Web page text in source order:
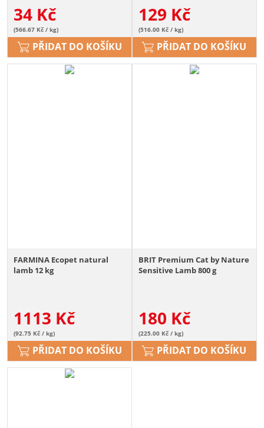
34 Kč
(566.67 Kč / kg)
PŘIDAT DO KOŠÍKU
129 Kč
(516.00 Kč / kg)
PŘIDAT DO KOŠÍKU
FARMINA Ecopet natural
lamb 12 kg
1113 Kč
(92.75 Kč / kg)
PŘIDAT DO KOŠÍKU
BRIT Premium Cat by Nature
Sensitive Lamb 800 g
180 Kč
(225.00 Kč / kg)
PŘIDAT DO KOŠÍKU